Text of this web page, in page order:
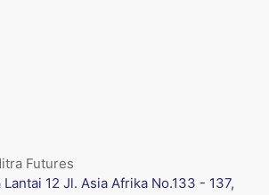
Futures
12 Jl. Asia Afrika No.133 - 137,